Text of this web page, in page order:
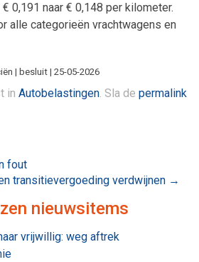
0,191 naar € 0,148 per kilometer.
alle categorieën vrachtwagens en
| besluit | 25-05-2026
in Autobelastingen. Sla de permalink
fout
transitievergoeding verdwijnen →
nieuwsitems
vrijwillig: weg aftrek